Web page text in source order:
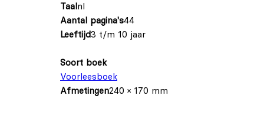
Taalnl
Aantal pagina's44
Leeftijd3 t/m 10 jaar
Soort boek
Voorleesboek
Afmetingen240 × 170 mm